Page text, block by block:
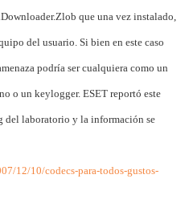
que una vez instalado,
del usuario. Si bien en este caso
podría ser cualquiera como un
o un keylogger. ESET reportó este
del laboratorio y la información se
12/10/codecs-para-todos-gustos-